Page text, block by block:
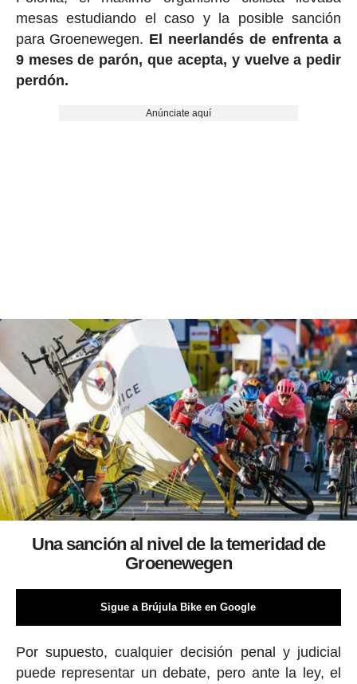
mesas estudiando el caso y la posible sanción
para Groenewegen. El neerlandés de enfrenta a
9 meses de parón, que acepta, y vuelve a pedir
perdón.
Anúnciate aquí
Una sanción al nivel de la temeridad de
Groenewegen
Sigue a Brújula Bike en Google
Por supuesto, cualquier decisión penal y judicial
puede representar un debate, pero ante la ley, el